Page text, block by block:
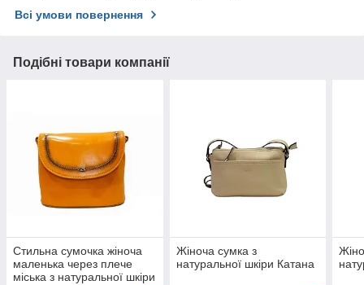
Всі умови повернення
Подібні товари компанії
Стильна сумочка жіноча
маленька через плече
міська з натуральної шкіри
Жіноча сумка з
натуральної шкіри Катана